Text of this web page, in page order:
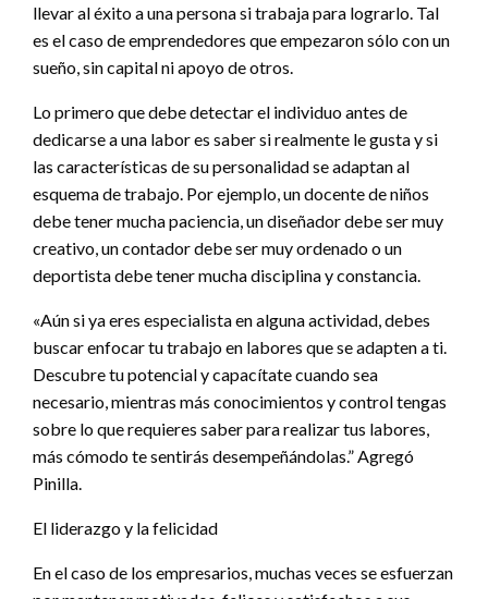
llevar al éxito a una persona si trabaja para lograrlo. Tal
es el caso de emprendedores que empezaron sólo con un
sueño, sin capital ni apoyo de otros.
Lo primero que debe detectar el individuo antes de
dedicarse a una labor es saber si realmente le gusta y si
las características de su personalidad se adaptan al
esquema de trabajo. Por ejemplo, un docente de niños
debe tener mucha paciencia, un diseñador debe ser muy
creativo, un contador debe ser muy ordenado o un
deportista debe tener mucha disciplina y constancia.
«Aún si ya eres especialista en alguna actividad, debes
buscar enfocar tu trabajo en labores que se adapten a ti.
Descubre tu potencial y capacítate cuando sea
necesario, mientras más conocimientos y control tengas
sobre lo que requieres saber para realizar tus labores,
más cómodo te sentirás desempeñándolas.” Agregó
Pinilla.
El liderazgo y la felicidad
En el caso de los empresarios, muchas veces se esfuerzan